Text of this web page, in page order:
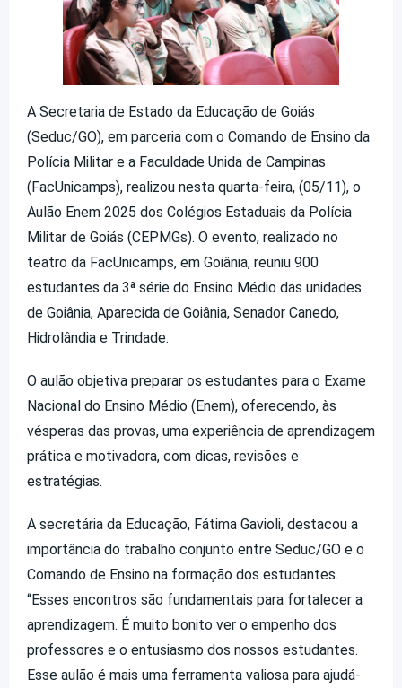
A Secretaria de Estado da Educação de Goiás
(Seduc/GO), em parceria com o Comando de Ensino da
Polícia Militar e a Faculdade Unida de Campinas
(FacUnicamps), realizou nesta quarta-feira, (05/11), o
Aulão Enem 2025 dos Colégios Estaduais da Polícia
Militar de Goiás (CEPMGs). O evento, realizado no
teatro da FacUnicamps, em Goiânia, reuniu 900
estudantes da 3ª série do Ensino Médio das unidades
de Goiânia, Aparecida de Goiânia, Senador Canedo,
Hidrolândia e Trindade.
O aulão objetiva preparar os estudantes para o Exame
Nacional do Ensino Médio (Enem), oferecendo, às
vésperas das provas, uma experiência de aprendizagem
prática e motivadora, com dicas, revisões e
estratégias.
A secretária da Educação, Fátima Gavioli, destacou a
importância do trabalho conjunto entre Seduc/GO e o
Comando de Ensino na formação dos estudantes.
“Esses encontros são fundamentais para fortalecer a
aprendizagem. É muito bonito ver o empenho dos
professores e o entusiasmo dos nossos estudantes.
Esse aulão é mais uma ferramenta valiosa para ajudá-